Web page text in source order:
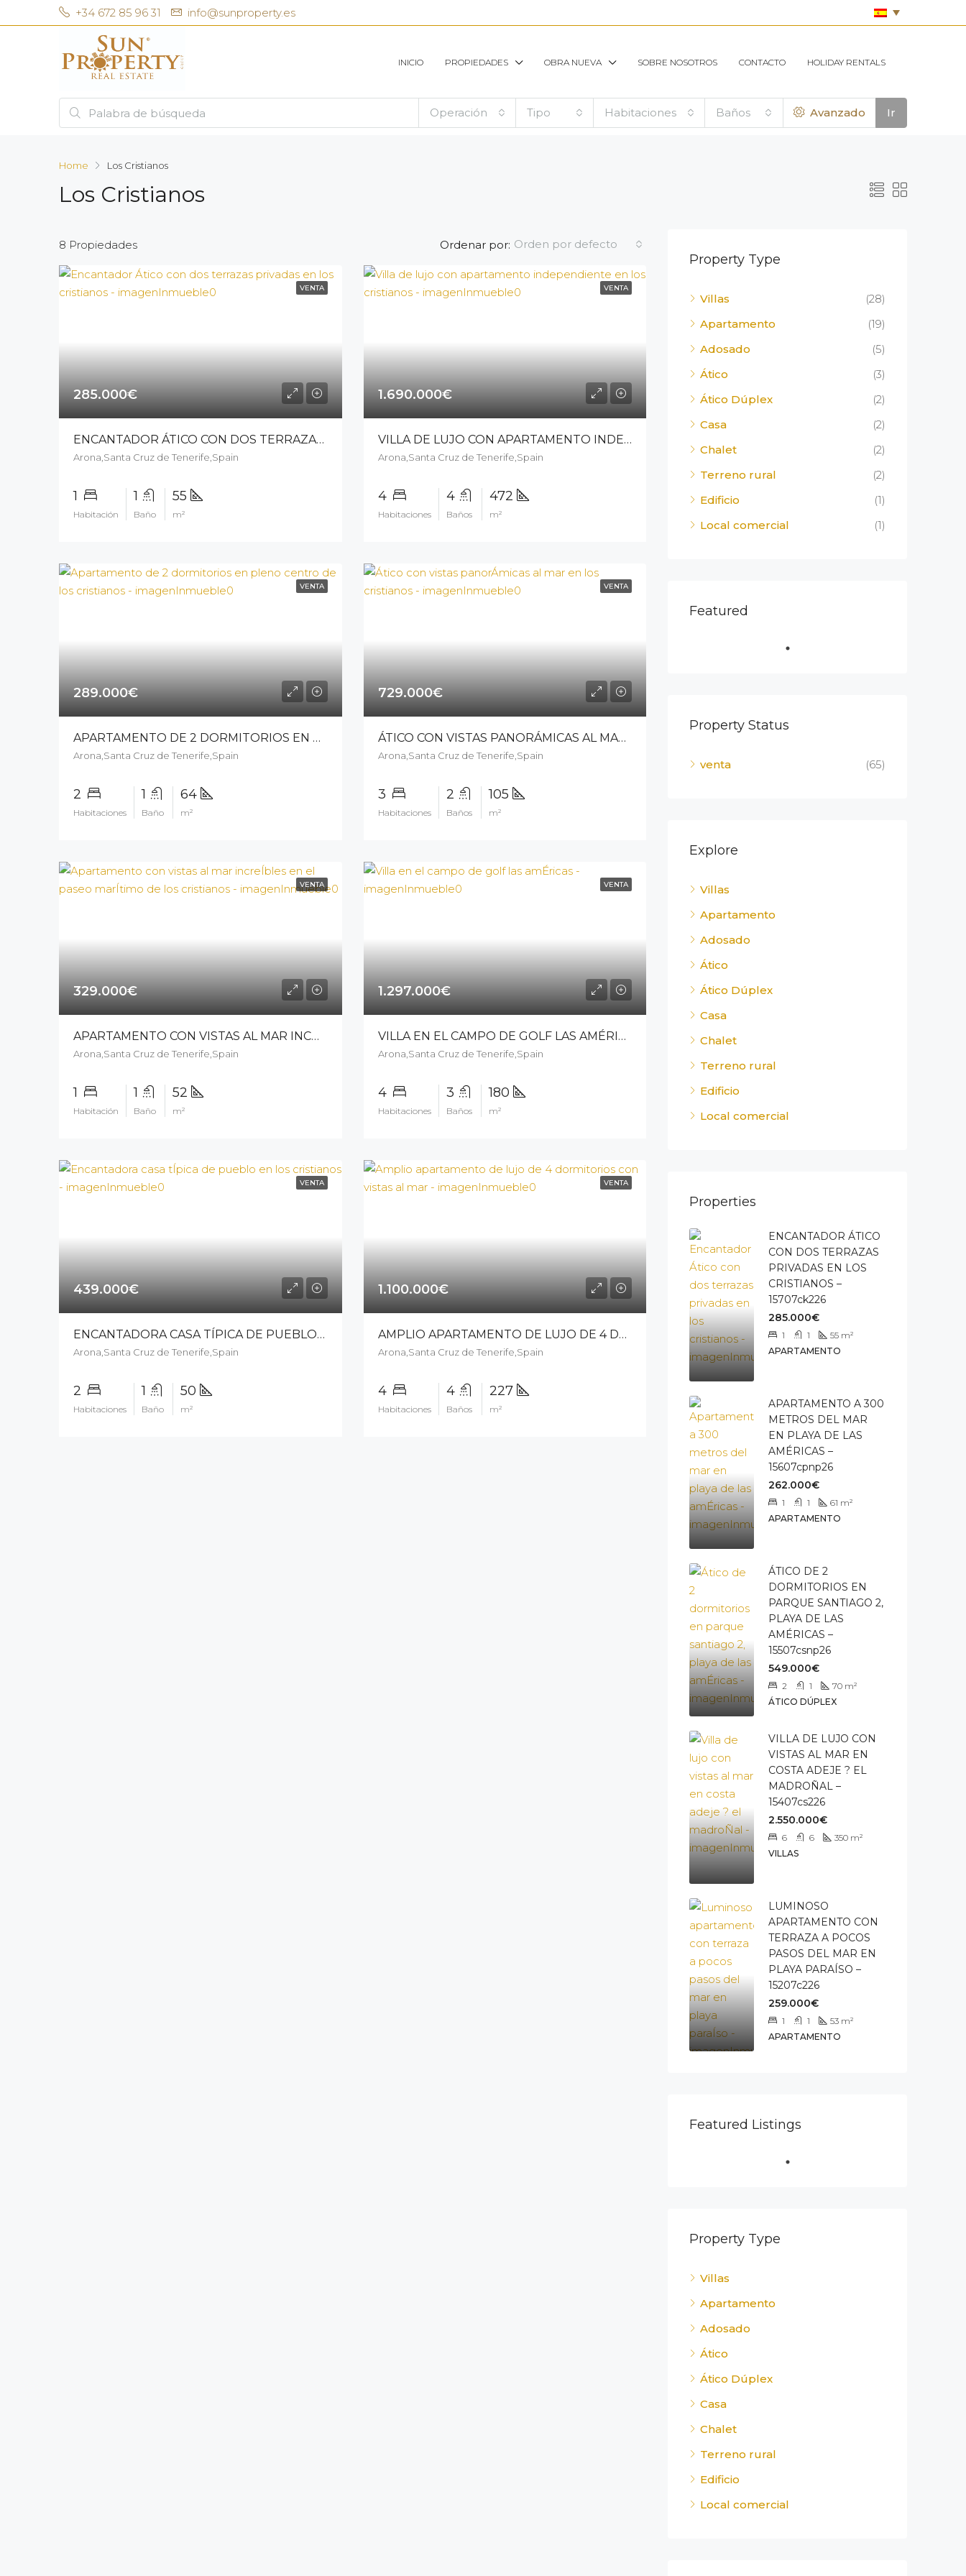
+34 672 85 96 31 info@sunproperty.es
INICIO PROPIEDADES OBRA NUEVA SOBRE NOSOTROS CONTACTO HOLIDAY RENTALS
Operación Tipo Habitaciones Baños Avanzado Ir
Home Los Cristianos
Los Cristianos
8 Propiedades Ordenar por: Orden por defecto
VENTA
285.000€
ENCANTADOR ÁTICO CON DOS TERRAZAS PRIVADAS EN LOS CRISTIANOS – 15707ck226
Arona,Santa Cruz de Tenerife,Spain
1
Habitación
1
Baño
55
m²
VENTA
1.690.000€
VILLA DE LUJO CON APARTAMENTO INDEPENDIENTE EN LOS CRISTIANOS – 14805cp226
Arona,Santa Cruz de Tenerife,Spain
4
Habitaciones
4
Baños
472
m²
VENTA
289.000€
APARTAMENTO DE 2 DORMITORIOS EN PLENO CENTRO DE LOS CRISTIANOS – 14605ck326
Arona,Santa Cruz de Tenerife,Spain
2
Habitaciones
1
Baño
64
m²
VENTA
729.000€
ÁTICO CON VISTAS PANORÁMICAS AL MAR EN LOS CRISTIANOS – 14305cp226
Arona,Santa Cruz de Tenerife,Spain
3
Habitaciones
2
Baños
105
m²
VENTA
329.000€
APARTAMENTO CON VISTAS AL MAR INCREÍBLES EN EL PASEO MARÍTIMO DE LOS CRISTIANOS – 10709c25
Arona,Santa Cruz de Tenerife,Spain
1
Habitación
1
Baño
52
m²
VENTA
1.297.000€
VILLA EN EL CAMPO DE GOLF LAS AMÉRICAS – 8302cpk25
Arona,Santa Cruz de Tenerife,Spain
4
Habitaciones
3
Baños
180
m²
VENTA
439.000€
ENCANTADORA CASA TÍPICA DE PUEBLO EN LOS CRISTIANOS – 6809cp24
Arona,Santa Cruz de Tenerife,Spain
2
Habitaciones
1
Baño
50
m²
VENTA
1.100.000€
AMPLIO APARTAMENTO DE LUJO DE 4 DORMITORIOS CON VISTAS AL MAR – 2411cp23
Arona,Santa Cruz de Tenerife,Spain
4
Habitaciones
4
Baños
227
m²
Property Type
Villas
(28)
Apartamento
(19)
Adosado
(5)
Ático
(3)
Ático Dúplex
(2)
Casa
(2)
Chalet
(2)
Terreno rural
(2)
Edificio
(1)
Local comercial
(1)
Featured
Property Status
venta (65)
Explore
Villas
Apartamento
Adosado
Ático
Ático Dúplex
Casa
Chalet
Terreno rural
Edificio
Local comercial
Properties
ENCANTADOR ÁTICO
CON DOS TERRAZAS
PRIVADAS EN LOS
CRISTIANOS –
15707ck226
285.000€
1 1 55 m²
APARTAMENTO
APARTAMENTO A 300
METROS DEL MAR
EN PLAYA DE LAS
AMÉRICAS –
15607cpnp26
262.000€
1 1 61 m²
APARTAMENTO
ÁTICO DE 2
DORMITORIOS EN
PARQUE SANTIAGO 2,
PLAYA DE LAS
AMÉRICAS –
15507csnp26
549.000€
2 1 70 m²
ÁTICO DÚPLEX
VILLA DE LUJO CON
VISTAS AL MAR EN
COSTA ADEJE ? EL
MADROÑAL –
15407cs226
2.550.000€
6 6 350 m²
VILLAS
LUMINOSO
APARTAMENTO CON
TERRAZA A POCOS
PASOS DEL MAR EN
PLAYA PARAÍSO –
15207c226
259.000€
1 1 53 m²
APARTAMENTO
Featured Listings
Property Type
Villas
Apartamento
Adosado
Ático
Ático Dúplex
Casa
Chalet
Terreno rural
Edificio
Local comercial